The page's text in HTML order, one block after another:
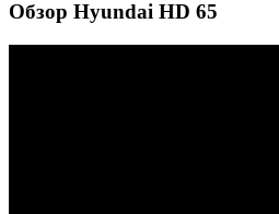
Обзор Hyundai HD 65